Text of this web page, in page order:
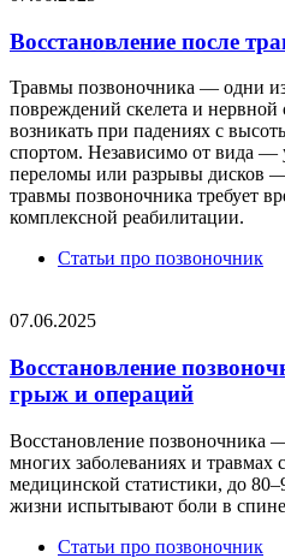
Восстановление после
Травмы позвоночника — одни
повреждений скелета и
возникать при падениях с
спортом. Независимо от вида —
переломы или разрывы дисков
травмы позвоночника требует
комплексной реабилитации.
Статьи про позвоночник
07.06.2025
Восстановление
грыж и операций
Восстановление позвоночника
многих заболеваниях и
медицинской статистики, до
жизни испытывают боли в
Статьи про позвоночник